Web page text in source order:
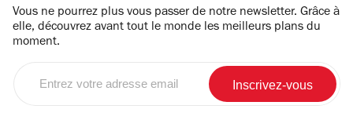
Vous ne pourrez plus vous passer de notre newsletter. Grâce à
elle, découvrez avant tout le monde les meilleurs plans du
moment.